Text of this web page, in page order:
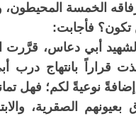
الخمسة المحيطون،
فأجابت:
أبي دعاس، قرَّرت
قراراً بانتهاج درب
نوعيةً لكم؛ فهل
بعيونهم الصقرية،